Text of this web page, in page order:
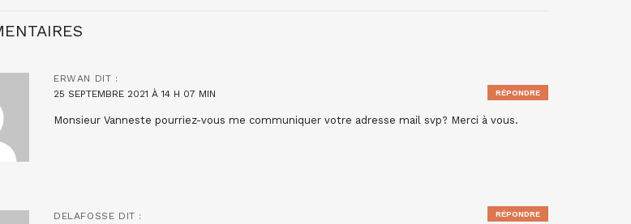
ERWAN DIT :
25 SEPTEMBRE 2021 À 14 H 07 MIN
Monsieur Vanneste pourriez-vous me communiquer votre adresse mail svp? Merci à vous.
RÉPONDRE
DELAFOSSE DIT :
RÉPONDRE